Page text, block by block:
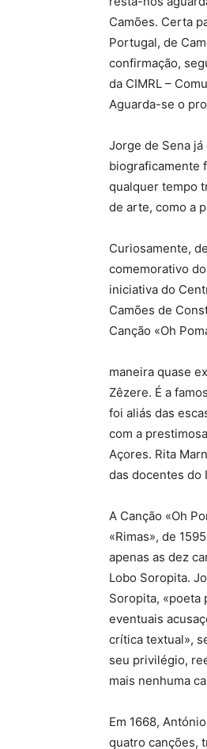
Camões. Certa
Portugal, de
confirmação,
da CIMRL –
Aguarda-se o
Jorge de Sena já
biograficamente
qualquer tempo
de arte, como a
Curiosamente,
comemorativo
iniciativa do
Camões de
Canção «Oh
maneira quase
Zêzere. É a
foi aliás das
com a
Açores. Rita
das docentes do
A Canção «Oh
«Rimas», de
apenas as dez
Lobo Soropita.
Soropita, «poeta
eventuais
crítica textual»,
seu privilégio,
mais nenhuma
Em 1668,
quatro canções,